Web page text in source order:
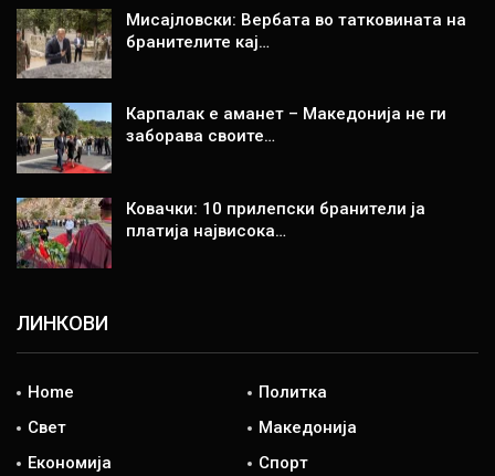
Мисајловски: Вербата во татковината на
бранителите кај…
Карпалак е аманет – Македонија не ги
заборава своите…
Ковачки: 10 прилепски бранители ја
платија највисока…
ЛИНКОВИ
Home
Политка
Свет
Македонија
Економија
Спорт